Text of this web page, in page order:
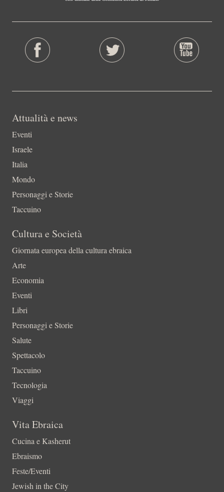
Attualità e news
Eventi
Israele
Italia
Mondo
Personaggi e Storie
Taccuino
Cultura e Società
Giornata europea della cultura ebraica
Arte
Economia
Eventi
Libri
Personaggi e Storie
Salute
Spettacolo
Taccuino
Tecnologia
Viaggi
Vita Ebraica
Cucina e Kasherut
Ebraismo
Feste/Eventi
Jewish in the City